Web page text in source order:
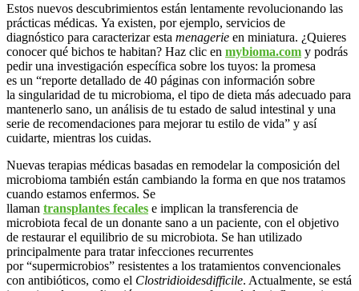
Estos nuevos descubrimientos están lentamente revolucionando las
prácticas médicas. Ya existen, por ejemplo, servicios de
diagnóstico para caracterizar esta menagerie en miniatura. ¿Quieres
conocer qué bichos te habitan? Haz clic en mybioma.com y podrás
pedir una investigación específica sobre los tuyos: la promesa
es un “reporte detallado de 40 páginas con información sobre
la singularidad de tu microbioma, el tipo de dieta más adecuado para
mantenerlo sano, un análisis de tu estado de salud intestinal y una
serie de recomendaciones para mejorar tu estilo de vida” y así
cuidarte, mientras los cuidas.
Nuevas terapias médicas basadas en remodelar la composición del
microbioma también están cambiando la forma en que nos tratamos
cuando estamos enfermos. Se
llaman transplantes fecales e implican la transferencia de
microbiota fecal de un donante sano a un paciente, con el objetivo
de restaurar el equilibrio de su microbiota. Se han utilizado
principalmente para tratar infecciones recurrentes
por “supermicrobios” resistentes a los tratamientos convencionales
con antibióticos, como el Clostridioidesdifficile. Actualmente, se está